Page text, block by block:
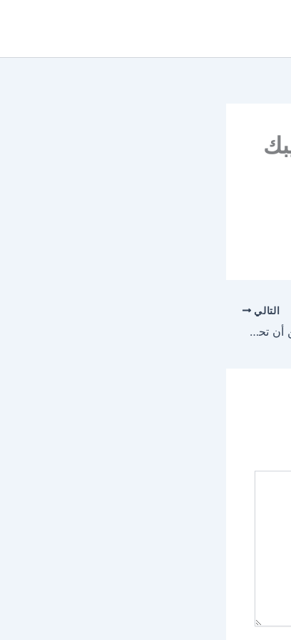
التالي
وكالة سيو بالرياض: كيف يمكن أن تحسن ترتيبك في محركات البحث؟